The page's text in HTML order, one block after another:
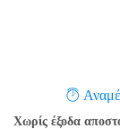
Χωρίς έξοδα